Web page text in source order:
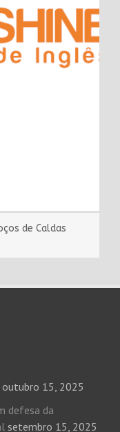
de Caldas
outubro 15, 2025
defesa da
setembro 15, 2025